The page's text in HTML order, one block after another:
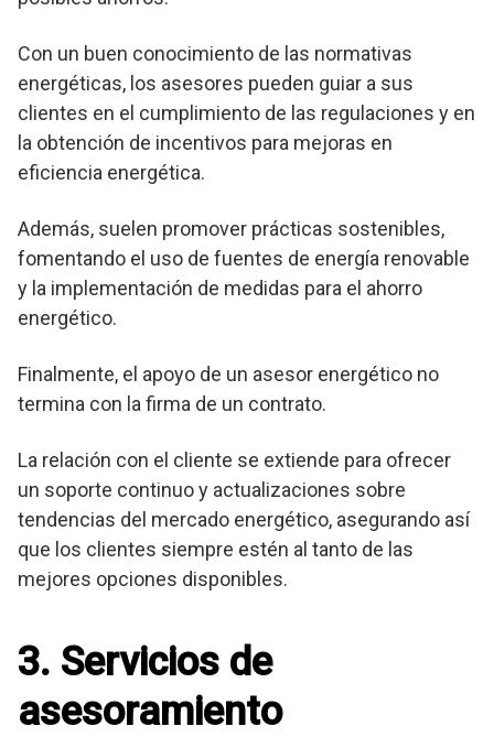
Con un buen conocimiento de las normativas
energéticas, los asesores pueden guiar a sus
clientes en el cumplimiento de las regulaciones y en
la obtención de incentivos para mejoras en
eficiencia energética.
Además, suelen promover prácticas sostenibles,
fomentando el uso de fuentes de energía renovable
y la implementación de medidas para el ahorro
energético.
Finalmente, el apoyo de un asesor energético no
termina con la firma de un contrato.
La relación con el cliente se extiende para ofrecer
un soporte continuo y actualizaciones sobre
tendencias del mercado energético, asegurando así
que los clientes siempre estén al tanto de las
mejores opciones disponibles.
3. Servicios de
asesoramiento